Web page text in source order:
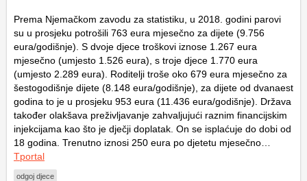
Prema Njemačkom zavodu za statistiku, u 2018. godini parovi
su u prosjeku potrošili 763 eura mjesečno za dijete (9.756
eura/godišnje). S dvoje djece troškovi iznose 1.267 eura
mjesečno (umjesto 1.526 eura), s troje djece 1.770 eura
(umjesto 2.289 eura). Roditelji troše oko 679 eura mjesečno za
šestogodišnje dijete (8.148 eura/godišnje), za dijete od dvanaest
godina to je u prosjeku 953 eura (11.436 eura/godišnje). Država
također olakšava preživljavanje zahvaljujući raznim financijskim
injekcijama kao što je dječji doplatak. On se isplaćuje do dobi od
18 godina. Trenutno iznosi 250 eura po djetetu mjesečno…
Tportal
odgoj djece